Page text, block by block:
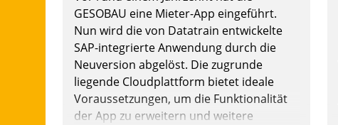
Nadja Hußmann
GESOBAU eine Mieter-App eingeführt.
Nun wird die von Datatrain entwickelte
SAP-integrierte Anwendung durch die
Neuversion abgelöst. Die zugrunde
liegende Cloudplattform bietet ideale
Voraussetzungen, um die Funktionalität
der App zu erweitern und weitere